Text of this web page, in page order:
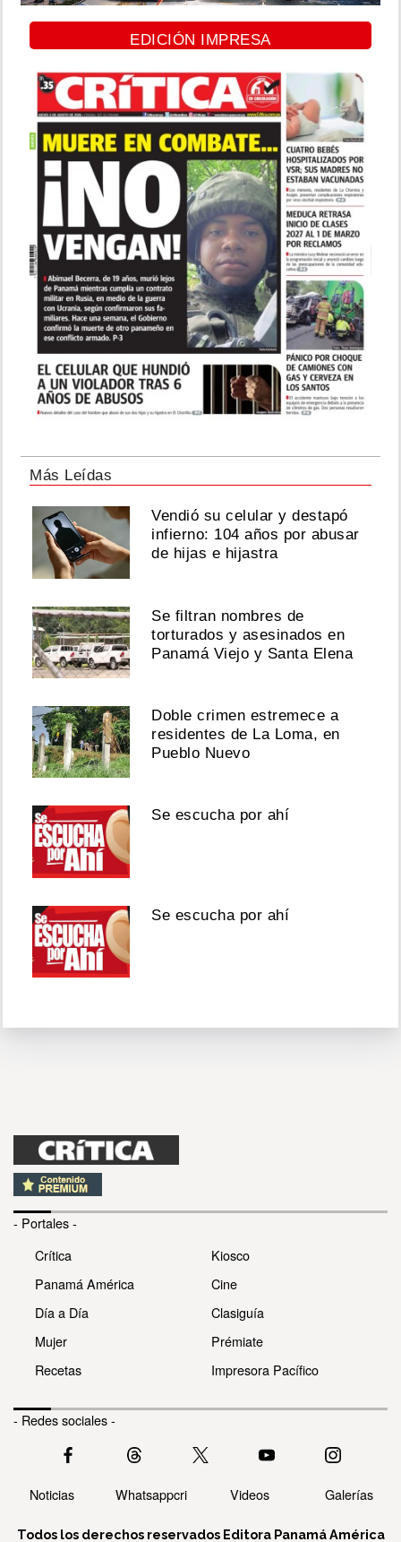
EDICIÓN IMPRESA
Más Leídas
Vendió su celular y destapó
infierno: 104 años por abusar
de hijas e hijastra
Se filtran nombres de
torturados y asesinados en
Panamá Viejo y Santa Elena
Doble crimen estremece a
residentes de La Loma, en
Pueblo Nuevo
Se escucha por ahí
Se escucha por ahí
- Portales -
Crítica
Panamá América
Día a Día
Mujer
Recetas
Kiosco
Cine
Clasiguía
Prémiate
Impresora Pacífico
- Redes sociales -
Noticias Whatsappcri Videos Galerías
Todos los derechos reservados Editora Panamá América